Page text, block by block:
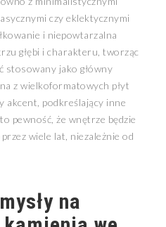
czy eklektycznymi
i niepowtarzalna
głębi i charakteru, tworząc
stosowany jako główny
z wielkoformatowych płyt
akcent, podkreślający inne
pewność, że wnętrze będzie
wiele lat, niezależnie od
na